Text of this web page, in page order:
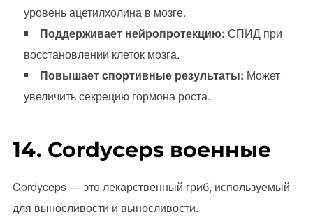
уровень ацетилхолина в мозге.
Поддерживает нейропротекцию: СПИД при
восстановлении клеток мозга.
Повышает спортивные результаты: Может
увеличить секрецию гормона роста.
14. Cordyceps военные
Cordyceps — это лекарственный гриб, используемый
для выносливости и выносливости.